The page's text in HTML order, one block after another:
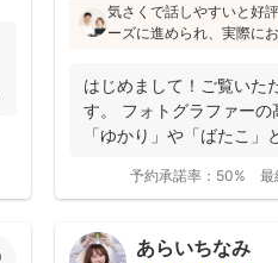
気さくで話しやすいと好
ーズに進められ、実際に
フォトの研修をしっかり
験もあり、赤ちゃんから
けます♪
はじめまして！ご覧いた
す。 フォトグラファー
「ゆかり」や「ばたこ
予約承諾率： 50% 最
あらいちなみ